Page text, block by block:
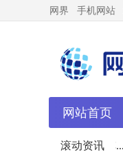
网界 手机网站
网站首页
滚动资讯
代SU7 Pro版量产车